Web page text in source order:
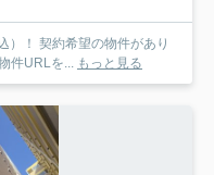
があり
件URLを... もっと見る